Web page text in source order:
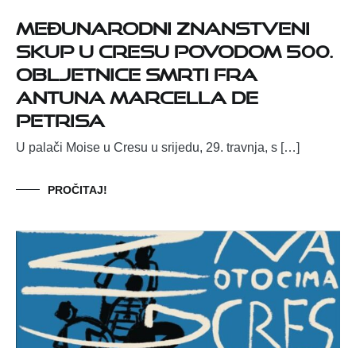
Međunarodni znanstveni
skup u Cresu povodom 500.
obljetnice smrti fra
Antuna Marcella de
Petrisa
U palači Moise u Cresu u srijedu, 29. travnja, s […]
PROČITAJ!